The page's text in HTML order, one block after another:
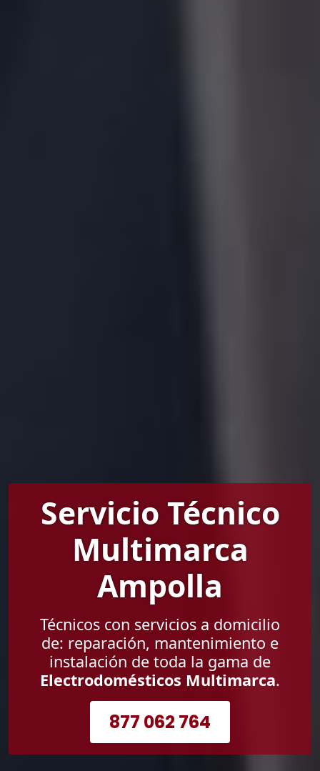
Servicio Técnico
Multimarca
Ampolla
Técnicos con servicios a domicilio
de: reparación, mantenimiento e
instalación de toda la gama de
Electrodomésticos Multimarca.
877 062 764